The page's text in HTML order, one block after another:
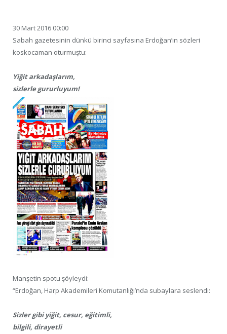
30 Mart 2016 00:00
Sabah gazetesinin dünkü birinci sayfasına Erdoğan’ın sözleri
koskocaman oturmuştu:
Yiğit arkadaşlarım,
sizlerle gururluyum!
Manşetin spotu şöyleydi:
“Erdoğan, Harp Akademileri Komutanlığı’nda subaylara seslendi:
Sizler gibi yiğit, cesur, eğitimli,
bilgili, dirayetli